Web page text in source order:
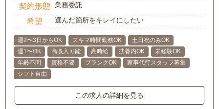
契約形態 業務委託
希望 選んだ箇所をキレイにしたい
週2〜3日からOK スキマ時間勤務OK
土日祝のみOK
週1〜OK
高収入可能 高時給 扶養内OK
未経験OK
年齢不問
資格不要 ブランクOK
家事代行スタッフ募集
シフト自由
この求人の詳細を見る